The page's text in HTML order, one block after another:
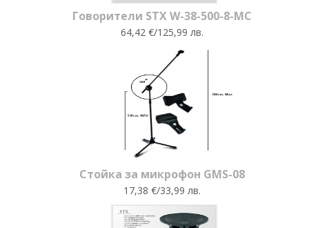
Говорители STX W-38-500-8-MC
64,42 €/125,99 лв.
Стойка за микрофон GMS-08
17,38 €/33,99 лв.